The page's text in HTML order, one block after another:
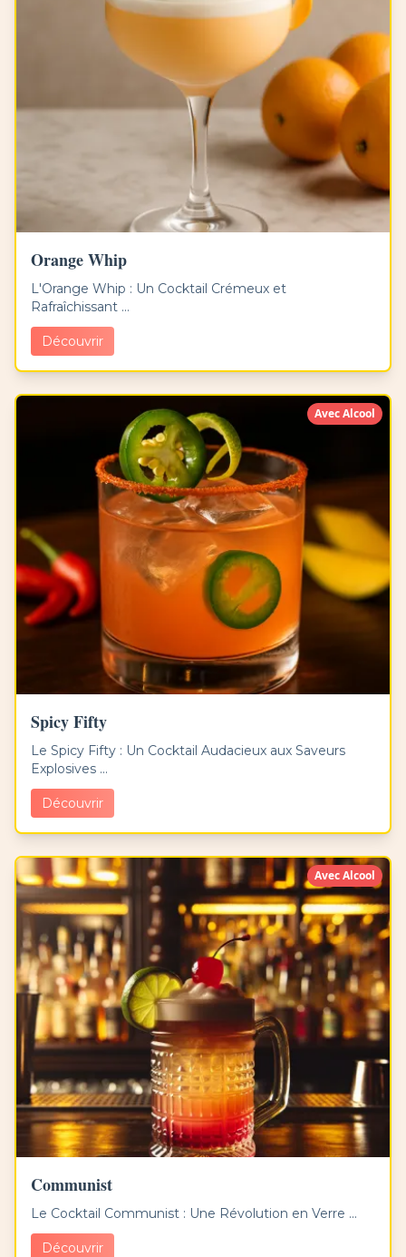
Orange Whip
L'Orange Whip : Un Cocktail Crémeux et
Rafraîchissant ...
Découvrir
Avec Alcool
Spicy Fifty
Le Spicy Fifty : Un Cocktail Audacieux aux Saveurs
Explosives ...
Découvrir
Avec Alcool
Communist
Le Cocktail Communist : Une Révolution en Verre ...
Découvrir